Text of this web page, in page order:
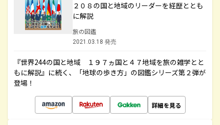
２０８の国と地域のリーダーを経歴ととも
に解説
旅の図鑑
2021.03.18 発売
『世界244の国と地域 １９７ヵ国と４７地域を旅の雑学とと
もに解説』に続く、「地球の歩き方」の図鑑シリーズ第２弾が
登場！
詳細を見る